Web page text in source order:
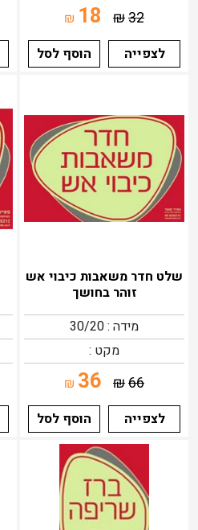
32
₪
18
₪
לצפייה
הוסף לסל
שלט חדר משאבות כיבוי אש
זוהר בחושך
מידה : 30/20
מקט :
66
₪
36
₪
לצפייה
הוסף לסל